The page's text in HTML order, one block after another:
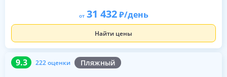
от 31 432 /день
Найти цены
9.3 222 оценки Пляжный
9.3 222 оценки